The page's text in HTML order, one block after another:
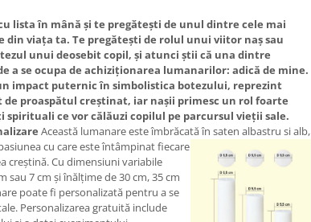
lista în mână și te pregătești de unul dintre cele mai
viața ta. Te pregătești de rolul unui viitor naș sau
unui deosebit copil, și atunci știi că una dintre
a se ocupa de achiziționarea lumanarilor: adică de mine.
impact puternic în simbolistica botezului, reprezint
proaspătul creștinat, iar nașii primesc un rol foarte
ce vor călăuzi copilul pe parcursul vieții sale.
Această lumanare este îmbrăcată în saten albastru si alb,
cu care este întâmpinat fiecare
creștină. Cu dimensiuni variabile
sau 7 cm și înălțime de 30 cm, 35 cm
poate fi personalizată pentru a se
Personalizarea gratuită include